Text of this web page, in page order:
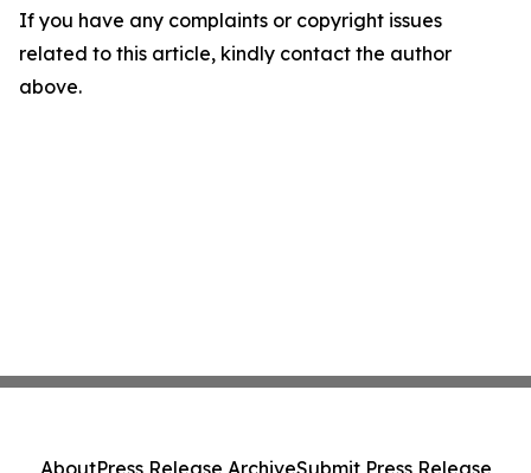
If you have any complaints or copyright issues
related to this article, kindly contact the author
above.
AboutPress Release ArchiveSubmit Press Release